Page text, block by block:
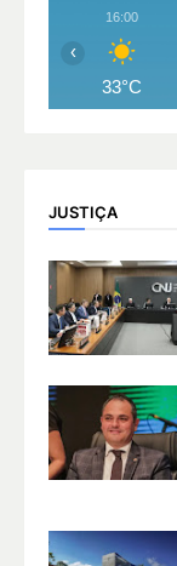
16:00
33°C
‹
JUSTIÇA